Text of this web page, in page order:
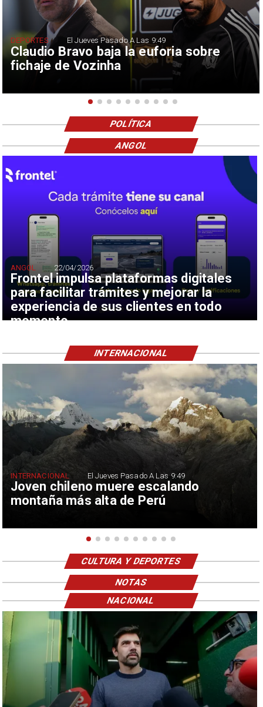
Claudio Bravo baja la euforia sobre
fichaje de Vozinha
DEPORTES El Jueves Pasado A Las 9:49
POLÍTICA
Frontel impulsa plataformas digitales
para facilitar trámites y mejorar la
experiencia de sus clientes en todo
momento
ANGOL 22/04/2026
ANGOL
Joven chileno muere escalando
montaña más alta de Perú
INTERNACIONAL El Jueves Pasado A Las 9:49
INTERNACIONAL
CULTURA Y DEPORTES
NOTAS
NACIONAL